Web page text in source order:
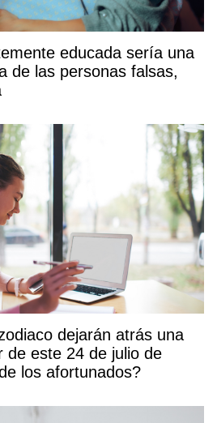
educada sería una
de las personas falsas,
dejarán atrás una
de este 24 de julio de
los afortunados?